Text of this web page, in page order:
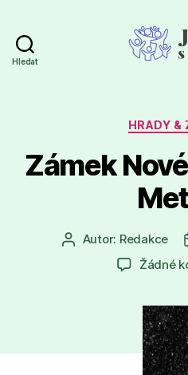
Hledat
HRADY &
Zámek
Autor
příspěvku
Autor: Redakce
Žádné